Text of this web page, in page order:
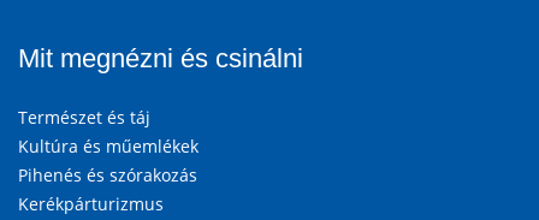
Mit megnézni és csinálni
Természet és táj
Kultúra és műemlékek
Pihenés és szórakozás
Kerékpárturizmus